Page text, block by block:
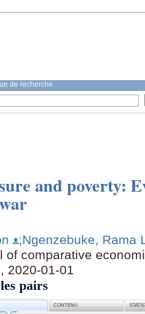
de recherche
and poverty:
;Ngenzebuke, Rama
of comparative
2020-01-01
pairs
CONTENU